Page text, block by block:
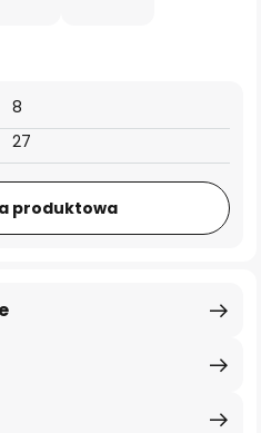
8
27
produktowa